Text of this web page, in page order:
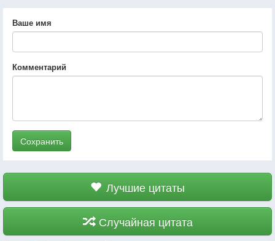
Ваше имя
Комментарий
Сохранить
Лучшие цитаты
Случайная цитата